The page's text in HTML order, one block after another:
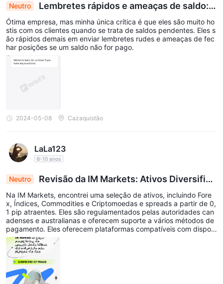
Neutro
Lembretes rápidos e ameaças de saldo: F
alta de amizade com o cliente no tratamento da d
ívida
Ótima empresa, mas minha única crítica é que eles são muito ho
stis com os clientes quando se trata de saldos pendentes. Eles s
ão rápidos demais em enviar lembretes rudes e ameaças de fec
har posições se um saldo não for pago.
2024-05-08 Cazaquistão
LaLa123
6-10 anos
Neutro
Revisão da IM Markets: Ativos Diversifica
dos, Spreads Ajustados, mas Falta de Transparê
ncia na Conta
Na IM Markets, encontrei uma seleção de ativos, incluindo Fore
x, Índices, Commodities e Criptomoedas e spreads a partir de 0,
1 pip atraentes. Eles são regulamentados pelas autoridades can
adenses e australianas e oferecem suporte a vários métodos de
pagamento. Eles oferecem plataformas compatíveis com disposi
tivos móveis e recursos educacionais. No entanto, a falta de clar
eza sobre depósito mínimo, demonstração e contas islâmicas m
e preocupa.